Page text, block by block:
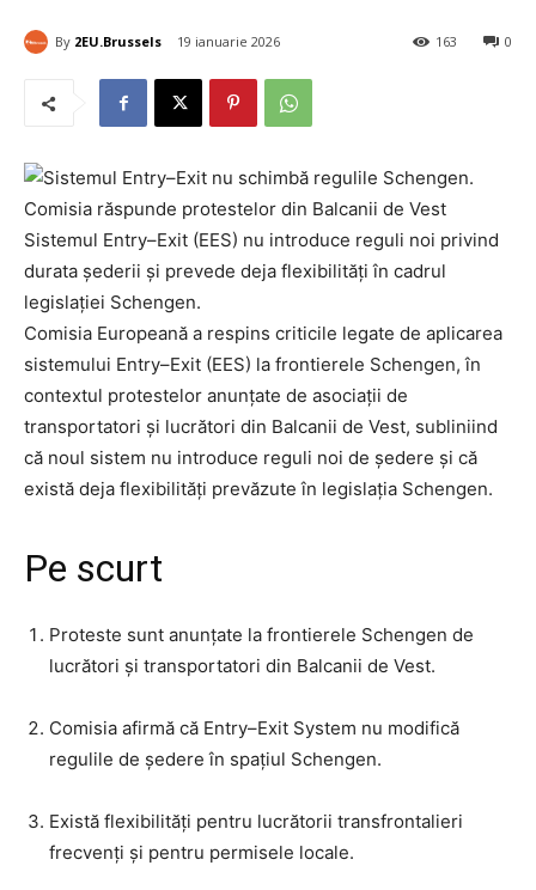
By 2EU.Brussels 19 ianuarie 2026 0
163
Sistemul Entry–Exit (EES) nu introduce reguli noi privind
durata șederii și prevede deja flexibilități în cadrul
legislației Schengen.
Comisia Europeană a respins criticile legate de aplicarea
sistemului Entry–Exit (EES) la frontierele Schengen, în
contextul protestelor anunțate de asociații de
transportatori și lucrători din Balcanii de Vest, subliniind
că noul sistem nu introduce reguli noi de ședere și că
există deja flexibilități prevăzute în legislația Schengen.
Pe scurt
Proteste sunt anunțate la frontierele Schengen de
lucrători și transportatori din Balcanii de Vest.
Comisia afirmă că Entry–Exit System nu modifică
regulile de ședere în spațiul Schengen.
Există flexibilități pentru lucrătorii transfrontalieri
frecvenți și pentru permisele locale.